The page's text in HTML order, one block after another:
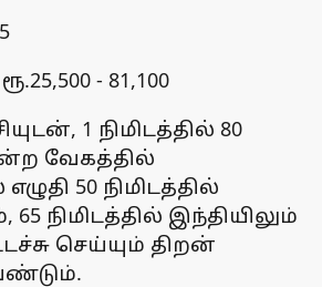
- 81,100
1 நிமிடத்தில் 80
வேகத்தில்
50 நிமிடத்தில்
நிமிடத்தில் இந்தியிலும்
செய்யும் திறன்